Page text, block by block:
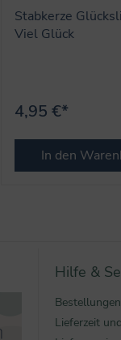
Stabkerze
Viel Glück
4,95 €*
In den
Hilfe &
Bestellungen
Lieferzeit